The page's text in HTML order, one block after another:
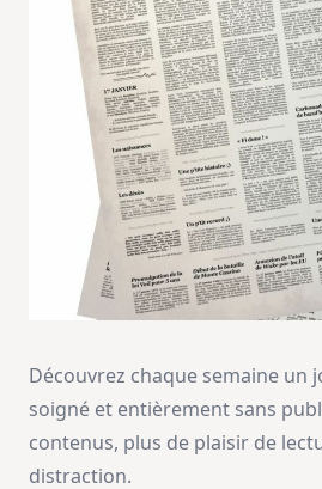
Découvrez chaque semaine un
soigné et entièrement sans
contenus, plus de plaisir de
distraction.